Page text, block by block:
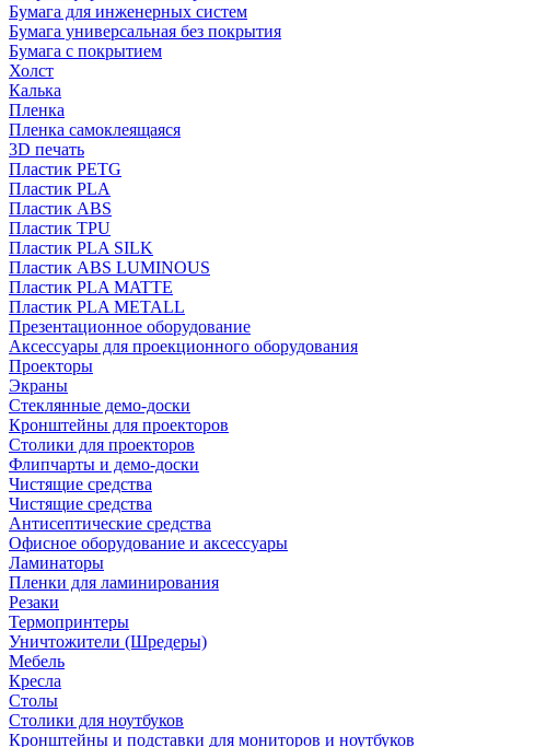
Бумага для инженерных систем
Бумага универсальная без покрытия
Бумага с покрытием
Холст
Калька
Пленка
Пленка самоклеящаяся
3D печать
Пластик PETG
Пластик PLA
Пластик ABS
Пластик TPU
Пластик PLA SILK
Пластик ABS LUMINOUS
Пластик PLA MATTE
Пластик PLA METALL
Презентационное оборудование
Аксессуары для проекционного оборудования
Проекторы
Экраны
Стеклянные демо-доски
Кронштейны для проекторов
Столики для проекторов
Флипчарты и демо-доски
Чистящие средства
Чистящие средства
Антисептические средства
Офисное оборудование и аксессуары
Ламинаторы
Пленки для ламинирования
Резаки
Термопринтеры
Уничтожители (Шредеры)
Мебель
Кресла
Столы
Столики для ноутбуков
Кронштейны и подставки для мониторов и ноутбуков